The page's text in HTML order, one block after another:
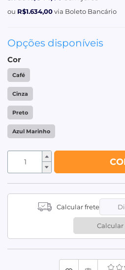
ou R$1.634,00via Boleto Bancário
Opções disponíveis
Cor
Café
Cinza
Preto
Azul Marinho
Calcular frete
Calcular